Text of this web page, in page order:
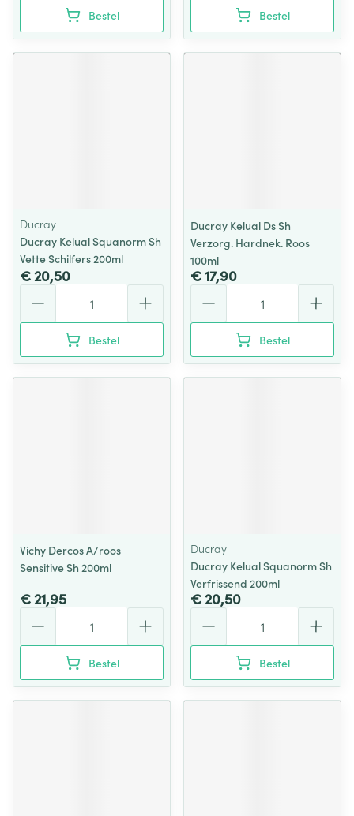
Bestel Bestel
Ducray
Ducray Kelual Squanorm Sh
Vette Schilfers 200ml
€ 20,50
Bestel
Ducray Kelual Ds Sh
Verzorg. Hardnek. Roos
100ml
€ 17,90
Bestel
Vichy Dercos A/roos
Sensitive Sh 200ml
€ 21,95
Bestel
Ducray
Ducray Kelual Squanorm Sh
Verfrissend 200ml
€ 20,50
Bestel